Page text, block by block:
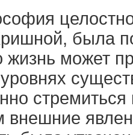
была
жизнь может
внешние